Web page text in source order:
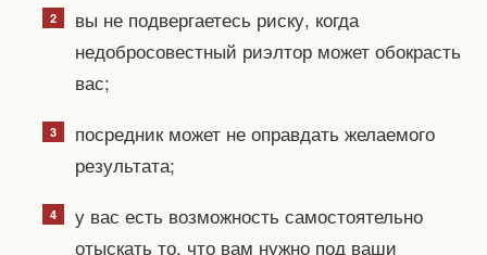
вы не подвергаетесь риску, когда
недобросовестный риэлтор может обокрасть
вас;
посредник может не оправдать желаемого
результата;
у вас есть возможность самостоятельно
отыскать то, что вам нужно под ваши